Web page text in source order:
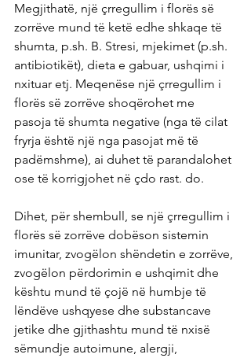
Megjithatë, një çrregullim i florës së
zorrëve mund të ketë edhe shkaqe të
shumta, p.sh. B. Stresi, mjekimet (p.sh.
antibiotikët), dieta e gabuar, ushqimi i
nxituar etj. Meqenëse një çrregullim i
florës së zorrëve shoqërohet me
pasoja të shumta negative (nga të cilat
fryrja është një nga pasojat më të
padëmshme), ai duhet të parandalohet
ose të korrigjohet në çdo rast. do.
Dihet, për shembull, se një çrregullim i
florës së zorrëve dobëson sistemin
imunitar, zvogëlon shëndetin e zorrëve,
zvogëlon përdorimin e ushqimit dhe
kështu mund të çojë në humbje të
lëndëve ushqyese dhe substancave
jetike dhe gjithashtu mund të nxisë
sëmundje autoimune, alergji,